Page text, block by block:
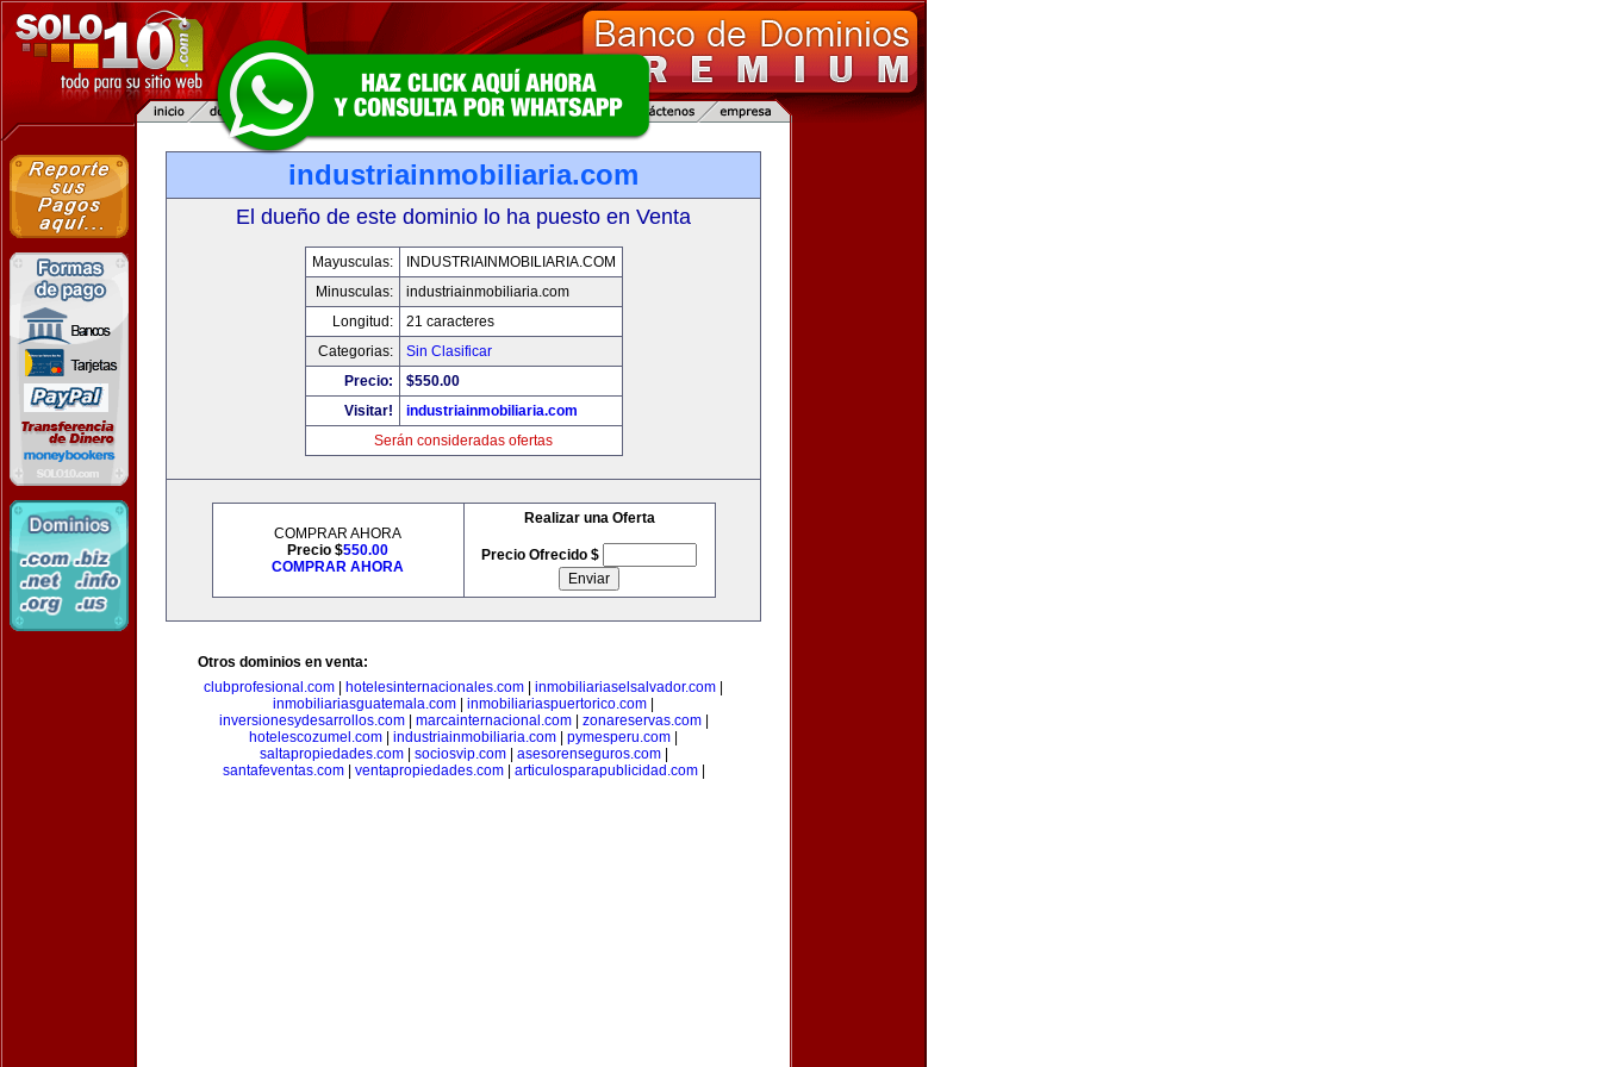
industriainmobiliaria.com
El dueño de este dominio lo ha puesto en Venta
Mayusculas:
INDUSTRIAINMOBILIARIA.COM
Minusculas:
industriainmobiliaria.com
Longitud:
21 caracteres
Categorias:
Sin Clasificar
Precio:
$550.00
Visitar!
industriainmobiliaria.com
Serán consideradas ofertas
COMPRAR AHORA
Precio $550.00
COMPRAR AHORA
Realizar una Oferta
Precio Ofrecido $
Otros dominios en venta:
clubprofesional.com
hotelesinternacionales.com inmobiliariaselsalvador.com
inmobiliariasguatemala.com
inmobiliariaspuertorico.com
inversionesydesarrollos.com| marcainternacional.com| zonareservas.com|
hotelescozumel.com
industriainmobiliaria.com pymesperu.com
saltapropiedades.com| sociosvip.com| asesorenseguros.com|
santafeventas.com| ventapropiedades.com| articulosparapublicidad.com|